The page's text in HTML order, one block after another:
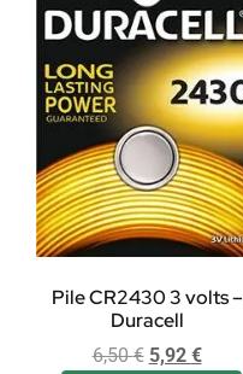
Pile CR2430 3 volts –
Duracell
6,50€ 5,92 €